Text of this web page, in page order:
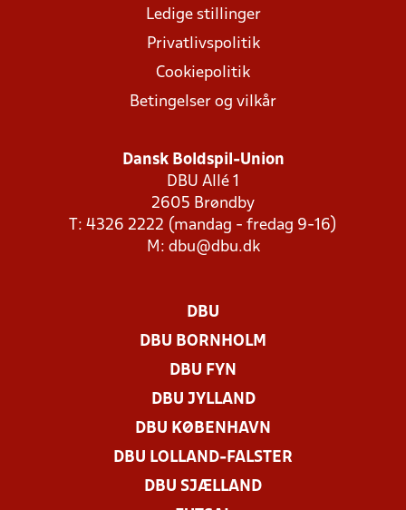
Ledige stillinger
Privatlivspolitik
Cookiepolitik
Betingelser og vilkår
Dansk Boldspil-Union
DBU Allé 1
2605 Brøndby
T: 4326 2222 (mandag - fredag 9-16)
M: dbu@dbu.dk
DBU
DBU BORNHOLM
DBU FYN
DBU JYLLAND
DBU KØBENHAVN
DBU LOLLAND-FALSTER
DBU SJÆLLAND